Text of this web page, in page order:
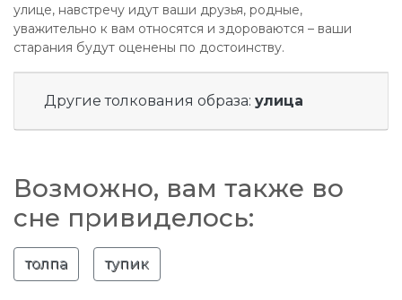
улице, навстречу идут ваши друзья, родные,
уважительно к вам относятся и здороваются – ваши
старания будут оценены по достоинству.
Другие толкования образа: улица
Возможно, вам также во
сне привиделось:
толпа тупик